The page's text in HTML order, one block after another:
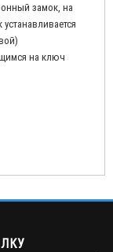
замок, на
на ключ